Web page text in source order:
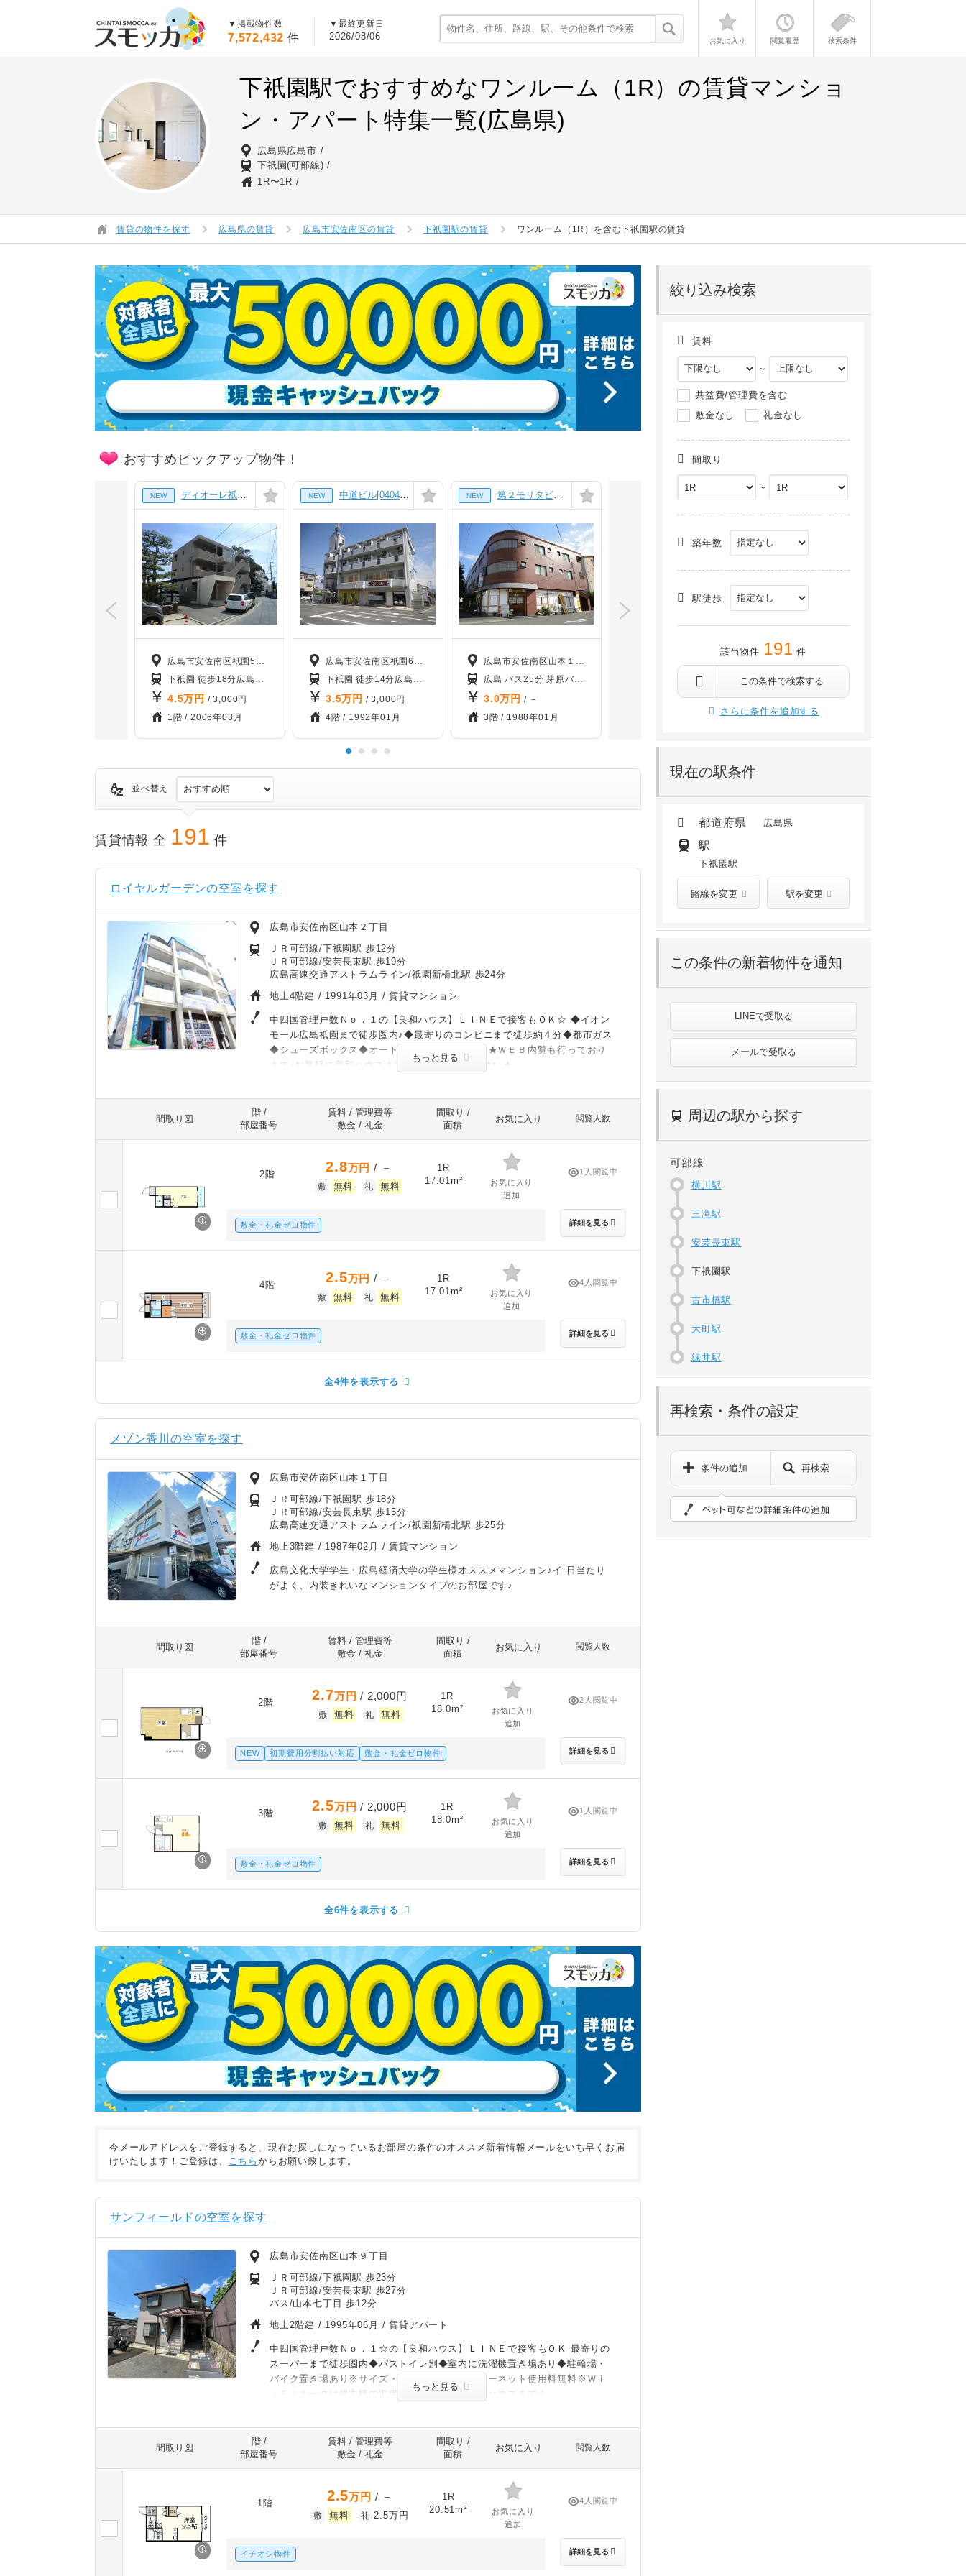
▼掲載物件数
7,572,432 件
▼最終更新日
2026/08/06 お気に入り 閲覧履歴 検索条件
下祇園駅でおすすめなワンルーム（1R）の賃貸マンショ
ン・アパート特集一覧(広島県)
広島県広島市
下祇園(可部線)
1R〜1R
賃貸の物件を探す 広島県の賃貸 広島市安佐南区の賃貸 下祇園駅の賃貸 ワンルーム（1R）を含む下祇園駅の賃貸
絞り込み検索
賃料
～
共益費/管理費を含む
敷金なし
礼金なし
間取り
～
築年数
駅徒歩
該当物件 191 件
この条件で検索する
さらに条件を追加する
現在の駅条件
都道府県 広島県
駅
下祇園駅
路線を変更 駅を変更
この条件の新着物件を通知
LINEで受取る
メールで受取る
周辺の駅から探す
可部線
横川駅
三滝駅
安芸長束駅
下祇園駅
古市橋駅
大町駅
緑井駅
再検索・条件の設定
条件の追加 再検索
おすすめピックアップ物件！
NEW ディオーレ祇園[0103号室]
広島市安佐南区祇園5丁目
下祇園 徒歩18分広島交通 祇園五丁目バス停から徒歩6分 西原 徒歩24分
4.5万円 / 3,000円
1階 / 2006年03月
NEW 中道ビル[0404号室]
広島市安佐南区祇園6丁目
下祇園 徒歩14分広島交通（市内方面） 祇園5丁目バス停から徒歩4分
3.5万円 / 3,000円
4階 / 1992年01月
NEW 第２モリタビル[3階]
広島市安佐南区山本１丁目
広島 バス25分 芽原バス停から徒歩1分
下祇園 徒歩13分 安芸長束 徒歩17分
3.0万円 / －
3階 / 1988年01月
安芸長束 徒歩10分下祇園 徒歩24分
3.1万円/ 2,000円
2階 /1994年01月
並べ替え
賃貸情報 全 191 件
ロイヤルガーデンの空室を探す
広島市安佐南区山本２丁目
ＪＲ可部線/下祇園駅 歩12分
ＪＲ可部線/安芸長束駅 歩19分
広島高速交通アストラムライン/祇園新橋北駅 歩24分
地上4階建 / 1991年03月 / 賃貸マンション
中四国管理戸数Ｎｏ．１の【良和ハウス】ＬＩＮＥで接客もＯＫ☆ ◆イオン
モール広島祇園まで徒歩圏内♪◆最寄りのコンビニまで徒歩約４分◆都市ガス
◆シューズボックス◆オートロック、防犯カメラ★ＷＥＢ内覧も行っており
ます♪お気軽に良和ハウスまでお問い合わせください★
もっと見る
間取り図
階 /
部屋番号
賃料 / 管理費等
敷金 / 礼金
間取り /
面積
お気に入り 閲覧人数
2階 2.8万円 / －
敷 無料 礼 無料
1R
17.01m²
お気に入り
追加
敷金・礼金ゼロ物件
1人閲覧中
詳細を見る
4階 2.5万円 / －
敷 無料 礼 無料
1R
17.01m²
お気に入り
追加
敷金・礼金ゼロ物件
4人閲覧中
詳細を見る
全4件を表示する
メゾン香川の空室を探す
広島市安佐南区山本１丁目
ＪＲ可部線/下祇園駅 歩18分
ＪＲ可部線/安芸長束駅 歩15分
広島高速交通アストラムライン/祇園新橋北駅 歩25分
地上3階建 / 1987年02月 / 賃貸マンション
広島文化大学学生・広島経済大学の学生様オススメマンション♪イ 日当たり
がよく、内装きれいなマンションタイプのお部屋です♪
間取り図
階 /
部屋番号
賃料 / 管理費等
敷金 / 礼金
間取り /
面積
お気に入り 閲覧人数
2階 2.7万円 / 2,000円
敷 無料 礼 無料
1R
18.0m²
お気に入り
追加
NEW 初期費用分割払い対応 敷金・礼金ゼロ物件
2人閲覧中
詳細を見る
3階 2.5万円 / 2,000円
敷 無料 礼 無料
1R
18.0m²
お気に入り
追加
敷金・礼金ゼロ物件
1人閲覧中
詳細を見る
全6件を表示する
今メールアドレスをご登録すると、現在お探しになっているお部屋の条件のオススメ新着情報メールをいち早くお届
けいたします！ご登録は、 こちらからお願い致します。
サンフィールドの空室を探す
広島市安佐南区山本９丁目
ＪＲ可部線/下祇園駅 歩23分
ＪＲ可部線/安芸長束駅 歩27分
バス/山本七丁目 歩12分
地上2階建 / 1995年06月 / 賃貸アパート
中四国管理戸数Ｎｏ．１☆の【良和ハウス】ＬＩＮＥで接客もＯＫ 最寄りの
スーパーまで徒歩圏内◆バストイレ別◆室内に洗濯機置き場あり◆駐輪場・
バイク置き場あり※サイズ・空き要確認◆インターネット使用料無料※Ｗｉ
－Ｆｉルータは借主様で準備要◆お問合せは良和ハウスまで！
もっと見る
間取り図
階 /
部屋番号
賃料 / 管理費等
敷金 / 礼金
間取り /
面積
お気に入り 閲覧人数
1階 2.5万円 / －
敷 無料 礼 2.5万円
1R
20.51m²
お気に入り
追加
イチオシ物件
4人閲覧中
詳細を見る